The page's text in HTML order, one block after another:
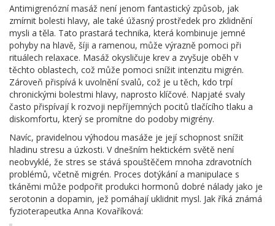
Antimigrenózní masáž není jenom fantastický způsob, jak
zmírnit bolesti hlavy, ale také úžasný prostředek pro zklidnění
mysli a těla. Tato prastará technika, která kombinuje jemné
pohyby na hlavě, šíji a ramenou, může výrazně pomoci při
rituálech relaxace. Masáž okysličuje krev a zvyšuje oběh v
těchto oblastech, což může pomoci snížit intenzitu migrén.
Zároveň přispívá k uvolnění svalů, což je u těch, kdo trpí
chronickými bolestmi hlavy, naprosto klíčové. Napjaté svaly
často přispívají k rozvoji nepříjemných pocitů tlačícího tlaku a
diskomfortu, který se promítne do podoby migrény.
Navíc, pravidelnou výhodou masáže je její schopnost snížit
hladinu stresu a úzkosti. V dnešním hektickém světě není
neobvyklé, že stres se stává spouštěčem mnoha zdravotních
problémů, včetně migrén. Proces dotýkání a manipulace s
tkáněmi může podpořit produkci hormonů dobré nálady jako je
serotonin a dopamin, jež pomáhají uklidnit mysl. Jak říká známá
fyzioterapeutka Anna Kovaříková: